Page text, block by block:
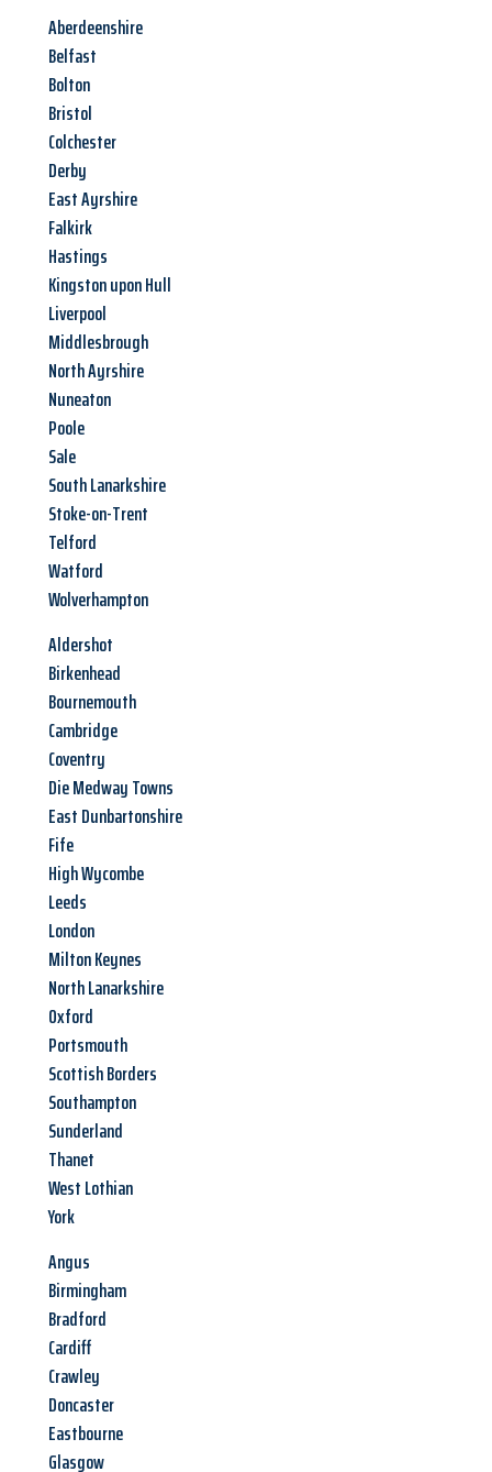
Aberdeenshire
Belfast
Bolton
Bristol
Colchester
Derby
East Ayrshire
Falkirk
Hastings
Kingston upon Hull
Liverpool
Middlesbrough
North Ayrshire
Nuneaton
Poole
Sale
South Lanarkshire
Stoke-on-Trent
Telford
Watford
Wolverhampton
Aldershot
Birkenhead
Bournemouth
Cambridge
Coventry
Die Medway Towns
East Dunbartonshire
Fife
High Wycombe
Leeds
London
Milton Keynes
North Lanarkshire
Oxford
Portsmouth
Scottish Borders
Southampton
Sunderland
Thanet
West Lothian
York
Angus
Birmingham
Bradford
Cardiff
Crawley
Doncaster
Eastbourne
Glasgow